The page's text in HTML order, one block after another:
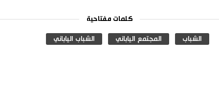
كلمات مفتاحية
الشباب المجتمع الياباني الشباب الياباني